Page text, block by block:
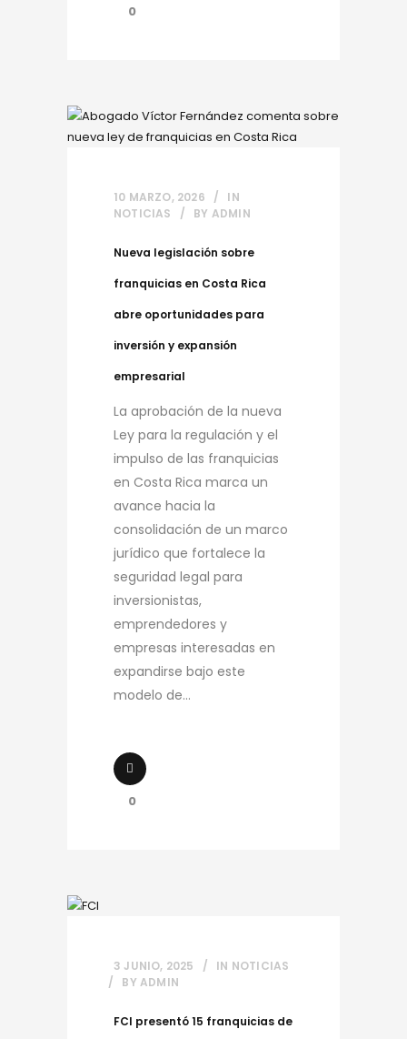
0
10 MARZO, 2026
IN
NOTICIAS
BY ADMIN
Nueva legislación sobre
franquicias en Costa Rica
abre oportunidades para
inversión y expansión
empresarial
La aprobación de la nueva
Ley para la regulación y el
impulso de las franquicias
en Costa Rica marca un
avance hacia la
consolidación de un marco
jurídico que fortalece la
seguridad legal para
inversionistas,
emprendedores y
empresas interesadas en
expandirse bajo este
modelo de...
0
3 JUNIO, 2025 IN NOTICIAS
BY ADMIN
FCI presentó 15 franquicias de